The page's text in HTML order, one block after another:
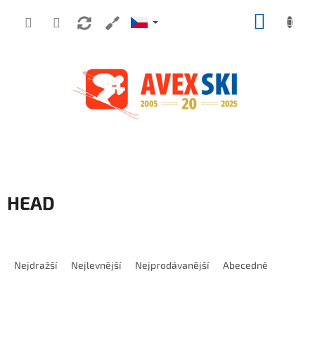
HEAD
Nejdražší Nejlevnější Nejprodávanější Abecedně